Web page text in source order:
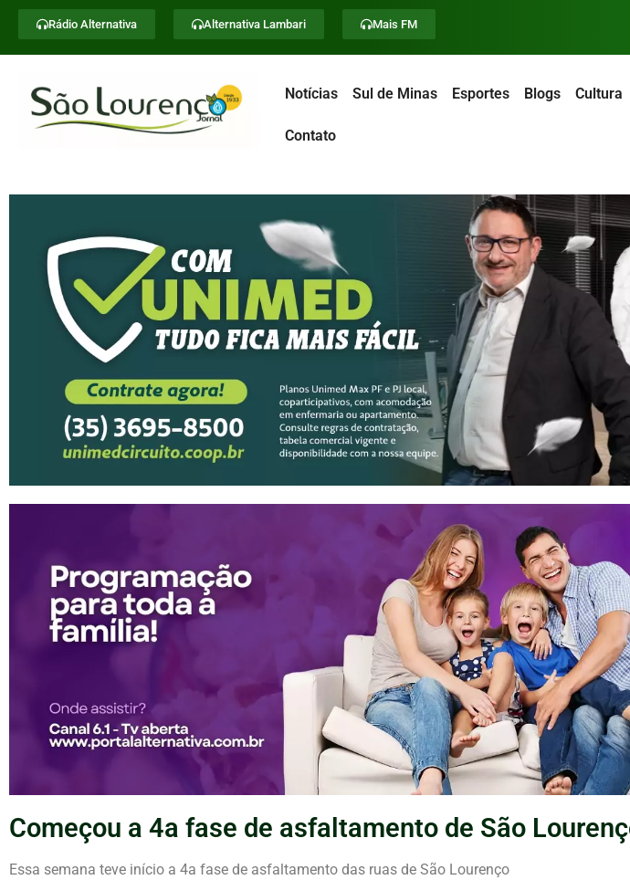
Rádio Alternativa Alternativa Lambari Mais FM
Notícias Sul de Minas Esportes Blogs Cultura
Contato
Começou a 4a fase de asfaltamento de São
Essa semana teve início a 4a fase de asfaltamento das ruas de São Lourenço